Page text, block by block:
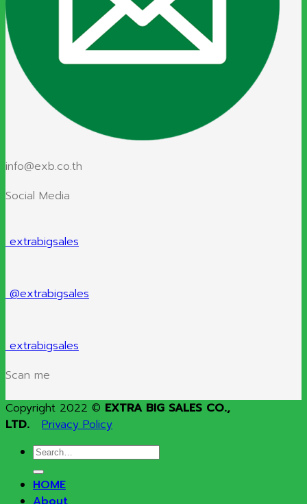
info@exb.co.th
Social Media
extrabigsales
@extrabigsales
extrabigsales
Scan me
Copyright 2022 © EXTRA BIG SALES CO.,
LTD.
Privacy Policy
Search
for:
HOME